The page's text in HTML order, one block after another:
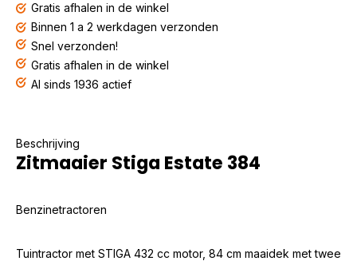
Gratis afhalen in de winkel
Binnen 1 a 2 werkdagen verzonden
Snel verzonden!
Gratis afhalen in de winkel
Al sinds 1936 actief
Beschrijving
Zitmaaier Stiga Estate 384
Benzinetractoren
Tuintractor met STIGA 432 cc motor, 84 cm maaidek met twee